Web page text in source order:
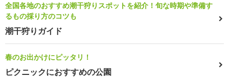
全国各地のおすすめ潮干狩りスポットを紹介！旬な時期や準備す
るもの採り方のコツも
潮干狩りガイド
春のお出かけにピッタリ！
ピクニックにおすすめの公園